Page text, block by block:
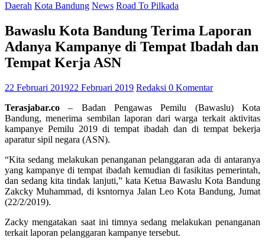
Daerah Kota Bandung News Road To Pilkada
Bawaslu Kota Bandung Terima Laporan
Adanya Kampanye di Tempat Ibadah dan
Tempat Kerja ASN
22 Februari 201922 Februari 2019 Redaksi 0 Komentar
Terasjabar.co – Badan Pengawas Pemilu (Bawaslu) Kota
Bandung, menerima sembilan laporan dari warga terkait aktivitas
kampanye Pemilu 2019 di tempat ibadah dan di tempat bekerja
aparatur sipil negara (ASN).
“Kita sedang melakukan penanganan pelanggaran ada di antaranya
yang kampanye di tempat ibadah kemudian di fasikitas pemerintah,
dan sedang kita tindak lanjuti,” kata Ketua Bawaslu Kota Bandung
Zakcky Muhammad, di ksntornya Jalan Leo Kota Bandung, Jumat
(22/2/2019).
Zacky mengatakan saat ini timnya sedang melakukan penanganan
terkait laporan pelanggaran kampanye tersebut.